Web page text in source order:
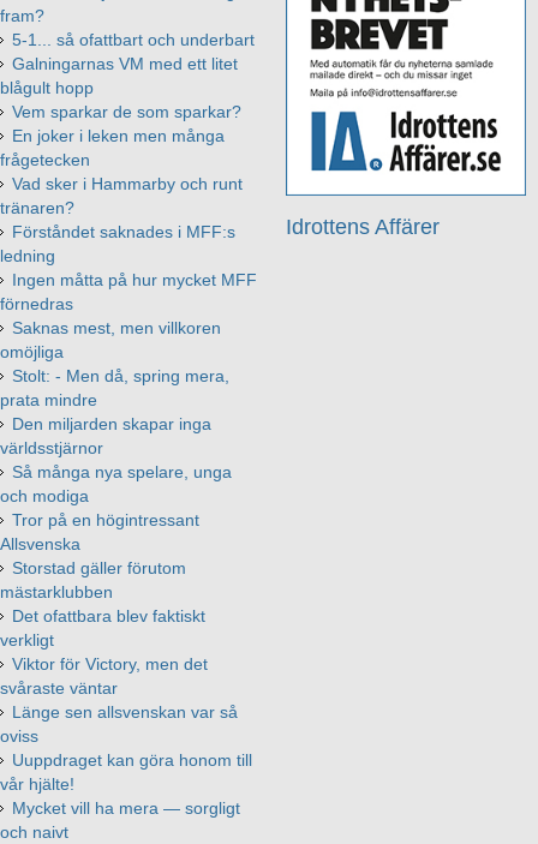
Idrottens Affärer
fram?
5-1... så ofattbart och underbart
Galningarnas VM med ett litet
blågult hopp
Vem sparkar de som sparkar?
En joker i leken men många
frågetecken
Vad sker i Hammarby och runt
tränaren?
Förståndet saknades i MFF:s
ledning
Ingen måtta på hur mycket MFF
förnedras
Saknas mest, men villkoren
omöjliga
Stolt: - Men då, spring mera,
prata mindre
Den miljarden skapar inga
världsstjärnor
Så många nya spelare, unga
och modiga
Tror på en högintressant
Allsvenska
Storstad gäller förutom
mästarklubben
Det ofattbara blev faktiskt
verkligt
Viktor för Victory, men det
svåraste väntar
Länge sen allsvenskan var så
oviss
Uuppdraget kan göra honom till
vår hjälte!
Mycket vill ha mera — sorgligt
och naivt